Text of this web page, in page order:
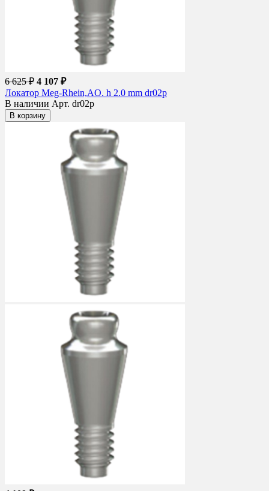
6 625 ₽ 4 107 ₽
Локатор Meg-Rhein,AO. h 2.0 mm dr02p
В наличии Арт. dr02p
В корзину